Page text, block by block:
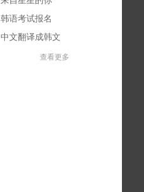
韩语考试报名
中文翻译成韩文
查看更多